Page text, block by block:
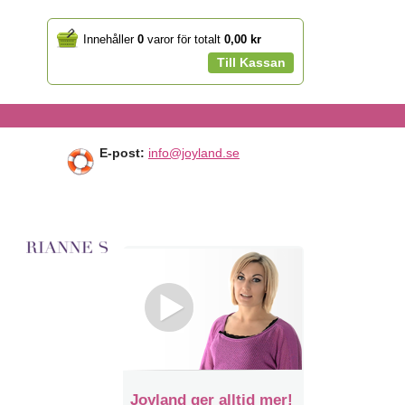
YourInnehåller 0 varor för totalt 0,00 kr
Till Kassan
E-post: info@joyland.se
Joyland ger alltid mer!